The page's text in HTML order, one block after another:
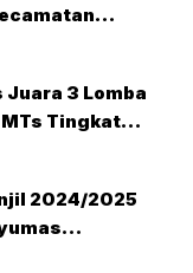
28 MTsN2
Juara 3 Lomba
Tingkat
Tahun 2025
2024/2025
dan Lancar